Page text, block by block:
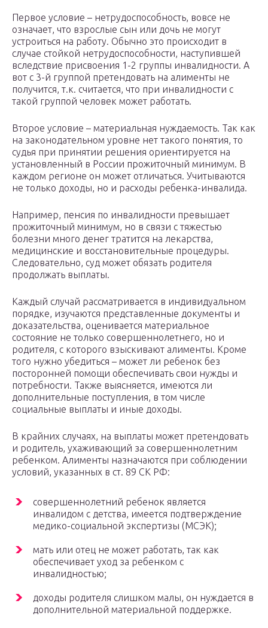
Первое условие – нетрудоспособность, вовсе не
означает, что взрослые сын или дочь не могут
устроиться на работу. Обычно это происходит в
случае стойкой нетрудоспособности, наступившей
вследствие присвоения 1-2 группы инвалидности. А
вот с 3-й группой претендовать на алименты не
получится, т.к. считается, что при инвалидности с
такой группой человек может работать.
Второе условие – материальная нуждаемость. Так как
на законодательном уровне нет такого понятия, то
судья при принятии решения ориентируется на
установленный в России прожиточный минимум. В
каждом регионе он может отличаться. Учитываются
не только доходы, но и расходы ребенка-инвалида.
Например, пенсия по инвалидности превышает
прожиточный минимум, но в связи с тяжестью
болезни много денег тратится на лекарства,
медицинские и восстановительные процедуры.
Следовательно, суд может обязать родителя
продолжать выплаты.
Каждый случай рассматривается в индивидуальном
порядке, изучаются представленные документы и
доказательства, оценивается материальное
состояние не только совершеннолетнего, но и
родителя, с которого взыскивают алименты. Кроме
того нужно убедиться – может ли ребенок без
посторонней помощи обеспечивать свои нужды и
потребности. Также выясняется, имеются ли
дополнительные поступления, в том числе
социальные выплаты и иные доходы.
В крайних случаях, на выплаты может претендовать
и родитель, ухаживающий за совершеннолетним
ребенком. Алименты назначаются при соблюдении
условий, указанных в ст. 89 СК РФ:
совершеннолетний ребенок является
инвалидом с детства, имеется подтверждение
медико-социальной экспертизы (МСЭК);
мать или отец не может работать, так как
обеспечивает уход за ребенком с
инвалидностью;
доходы родителя слишком малы, он нуждается в
дополнительной материальной поддержке.